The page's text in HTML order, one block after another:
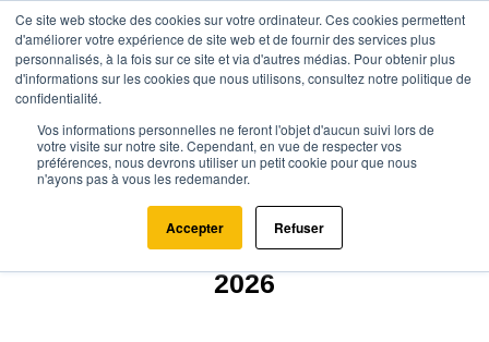
Ce site web stocke des cookies sur votre ordinateur. Ces cookies permettent
d'améliorer votre expérience de site web et de fournir des services plus
personnalisés, à la fois sur ce site et via d'autres médias. Pour obtenir plus
d'informations sur les cookies que nous utilisons, consultez notre politique de
confidentialité.
Vos informations personnelles ne feront l'objet d'aucun suivi lors de
votre visite sur notre site. Cependant, en vue de respecter vos
préférences, nous devrons utiliser un petit cookie pour que nous
n'ayons pas à vous les redemander.
Accepter Refuser
Agence.immo Prix immobilier Normandie Orne
Bazoches-au-Houlme (61210)
Estimation immobilière à
Bazoches-au-Houlme : Prix m²
2026